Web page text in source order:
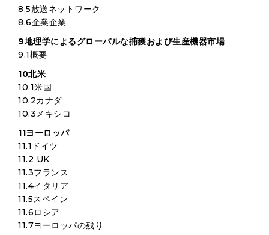
8.5放送ネットワーク
8.6企業企業
9地理学によるグローバルな捕獲および生産機器市場
9.1概要
10北米
10.1米国
10.2カナダ
10.3メキシコ
11ヨーロッパ
11.1ドイツ
11.2 UK
11.3フランス
11.4イタリア
11.5スペイン
11.6ロシア
11.7ヨーロッパの残り